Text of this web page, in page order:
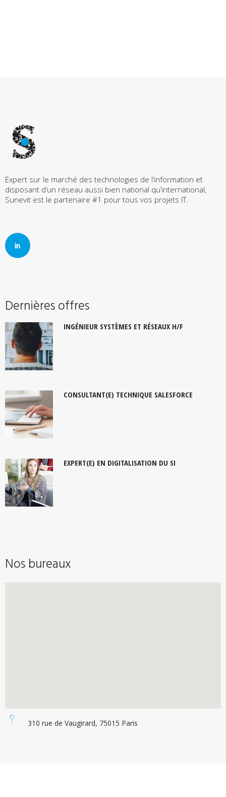
Expert sur le marché des technologies de l’information et
disposant d’un réseau aussi bien national qu’international,
Sunevit est le partenaire #1 pour tous vos projets IT.
Dernières offres
INGÉNIEUR SYSTÈMES ET RÉSEAUX H/F
CONSULTANT(E) TECHNIQUE SALESFORCE
EXPERT(E) EN DIGITALISATION DU SI
Nos bureaux
310 rue de Vaugirard, 75015 Paris